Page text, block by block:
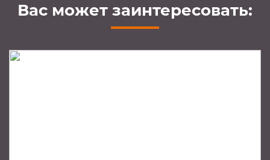
Вас может заинтересовать: